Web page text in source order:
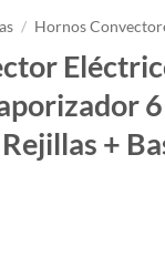
/ Hornos
6
+